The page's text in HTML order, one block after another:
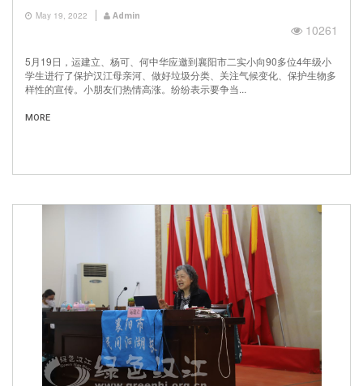
May 19, 2022 Admin
10261
5月19日，运建立、杨可、何中华应邀到襄阳市二实小向90多位4年级小
学生进行了保护汉江母亲河、做好垃圾分类、关注气候变化、保护生物多
样性的宣传。小朋友们热情高涨。纷纷表示要争当...
MORE